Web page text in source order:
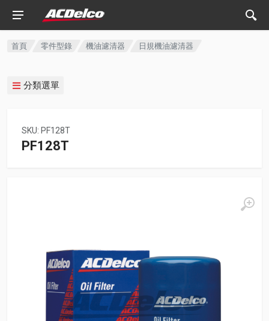
首頁 零件型錄 機油濾清器 日規機油濾清器
分類選單
SKU: PF128T
PF128T